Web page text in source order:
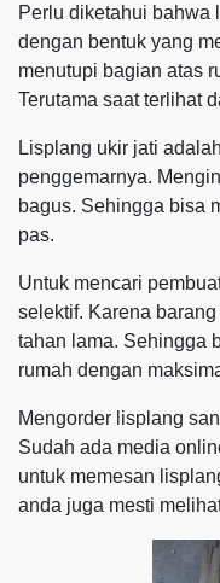
Perlu diketahui bahwa
dengan bentuk yang
menutupi bagian atas
Terutama saat terlihat
Lisplang ukir jati
penggemarnya.
bagus. Sehingga bisa
pas.
Untuk mencari
selektif. Karena
tahan lama. Sehingga
rumah dengan
Mengorder lisplang
Sudah ada media
untuk memesan
anda juga mesti